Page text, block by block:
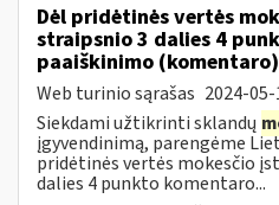
Dėl pridėtinės vertės
straipsnio 3 dalies 4
paaiškinimo
Web turinio sąrašas 2024-05-
Siekdami užtikrinti sklandų
įgyvendinimą, parengėme
pridėtinės vertės mokesčio
dalies 4 punkto komentaro...